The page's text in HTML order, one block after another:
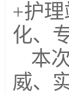
+护
化、
本
威、